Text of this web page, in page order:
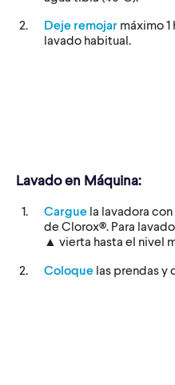
Deje remojar máximo
lavado habitual.
Lavado en Máquina:
Cargue la lavadora
de Clorox®. Para
▲ vierta hasta el nivel
Coloque las prendas y